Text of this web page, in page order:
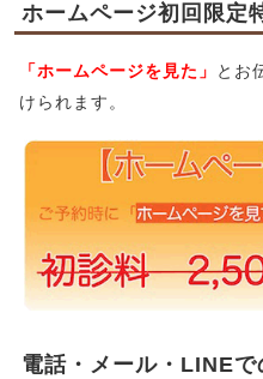
ホームページ初回限定
「ホームページを見た」
とお
けられます。
電話・メール・LINEで